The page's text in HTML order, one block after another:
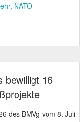
NATO
bewilligt 16
des BMVg vom 8. Juli